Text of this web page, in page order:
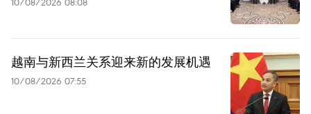
越南与新西兰关系迎来新的发展机遇
10/08/2026 07:55